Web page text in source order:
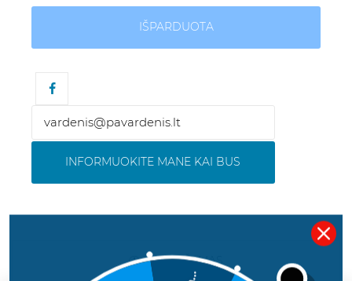
IŠPARDUOTA
INFORMUOKITE MANE KAI BUS
APRAŠYMAS